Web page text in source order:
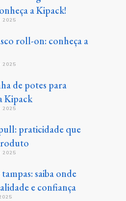
a Kipack!
roll-on: conheça a
de potes para
Kipack
praticidade que
saiba onde
e confiança